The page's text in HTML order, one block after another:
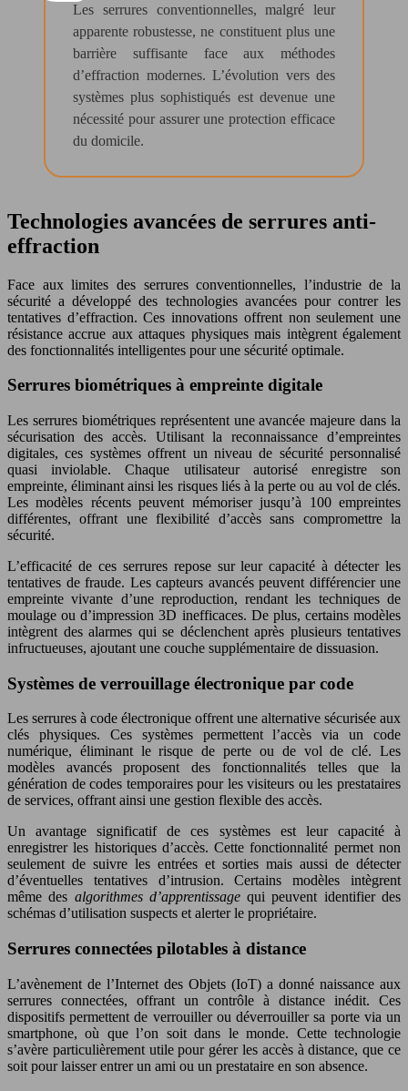
Les serrures conventionnelles, malgré leur
apparente robustesse, ne constituent plus une
barrière suffisante face aux méthodes
d’effraction modernes. L’évolution vers des
systèmes plus sophistiqués est devenue une
nécessité pour assurer une protection efficace
du domicile.
Technologies avancées de serrures anti-
effraction
Face aux limites des serrures conventionnelles, l’industrie de la
sécurité a développé des technologies avancées pour contrer les
tentatives d’effraction. Ces innovations offrent non seulement une
résistance accrue aux attaques physiques mais intègrent également
des fonctionnalités intelligentes pour une sécurité optimale.
Serrures biométriques à empreinte digitale
Les serrures biométriques représentent une avancée majeure dans la
sécurisation des accès. Utilisant la reconnaissance d’empreintes
digitales, ces systèmes offrent un niveau de sécurité personnalisé
quasi inviolable. Chaque utilisateur autorisé enregistre son
empreinte, éliminant ainsi les risques liés à la perte ou au vol de clés.
Les modèles récents peuvent mémoriser jusqu’à 100 empreintes
différentes, offrant une flexibilité d’accès sans compromettre la
sécurité.
L’efficacité de ces serrures repose sur leur capacité à détecter les
tentatives de fraude. Les capteurs avancés peuvent différencier une
empreinte vivante d’une reproduction, rendant les techniques de
moulage ou d’impression 3D inefficaces. De plus, certains modèles
intègrent des alarmes qui se déclenchent après plusieurs tentatives
infructueuses, ajoutant une couche supplémentaire de dissuasion.
Systèmes de verrouillage électronique par code
Les serrures à code électronique offrent une alternative sécurisée aux
clés physiques. Ces systèmes permettent l’accès via un code
numérique, éliminant le risque de perte ou de vol de clé. Les
modèles avancés proposent des fonctionnalités telles que la
génération de codes temporaires pour les visiteurs ou les prestataires
de services, offrant ainsi une gestion flexible des accès.
Un avantage significatif de ces systèmes est leur capacité à
enregistrer les historiques d’accès. Cette fonctionnalité permet non
seulement de suivre les entrées et sorties mais aussi de détecter
d’éventuelles tentatives d’intrusion. Certains modèles intègrent
même des algorithmes d’apprentissagequi peuvent identifier des
schémas d’utilisation suspects et alerter le propriétaire.
Serrures connectées pilotables à distance
L’avènement de l’Internet des Objets (IoT) a donné naissance aux
serrures connectées, offrant un contrôle à distance inédit. Ces
dispositifs permettent de verrouiller ou déverrouiller sa porte via un
smartphone, où que l’on soit dans le monde. Cette technologie
s’avère particulièrement utile pour gérer les accès à distance, que ce
soit pour laisser entrer un ami ou un prestataire en son absence.